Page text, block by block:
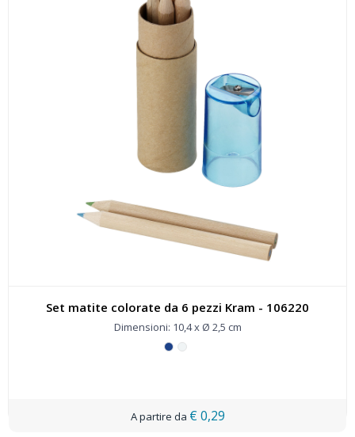
Set matite colorate da 6 pezzi Kram - 106220
Dimensioni: 10,4 x Ø 2,5 cm
€ 0,29